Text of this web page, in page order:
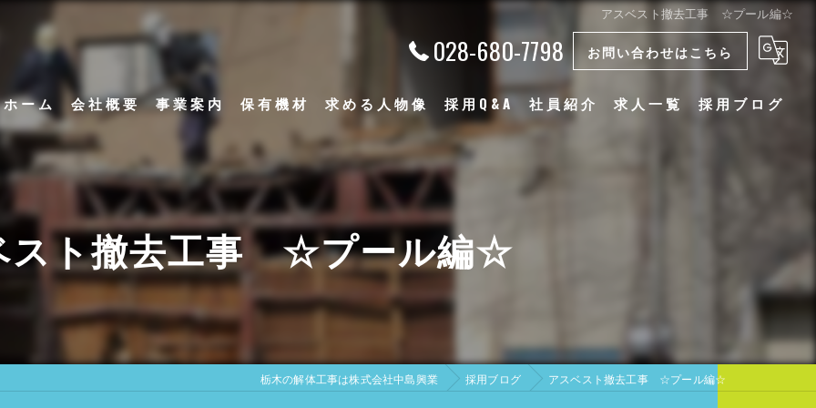
アスベスト撤去工事 ☆プール編☆
028-680-7798 お問い合わせはこちら
ホーム 会社概要
代表挨拶
ビジョン
事業案内
アスベスト除去工事
内装解体工事
足場解体工事
保有機材 求める人物像 採用Q&A 社員紹介 求人一覧 採用ブログ
スト撤去工事 ☆プール編☆
栃木の解体工事は株式会社中島興業 採用ブログ アスベスト撤去工事 ☆プール編☆